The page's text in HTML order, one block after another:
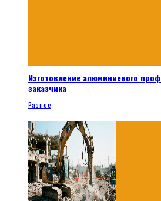
Изготовление алюминиевого
заказчика
Разное